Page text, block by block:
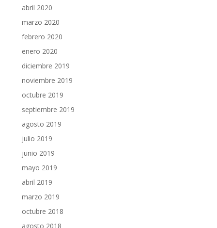
abril 2020
marzo 2020
febrero 2020
enero 2020
diciembre 2019
noviembre 2019
octubre 2019
septiembre 2019
agosto 2019
julio 2019
junio 2019
mayo 2019
abril 2019
marzo 2019
octubre 2018
agosto 2018